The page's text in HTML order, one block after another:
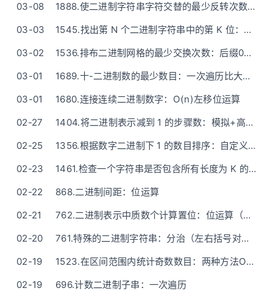
03-08
1888.使二进制字符串字符交替的最少反转次数：前缀和O(1)
03-03
1545.找出第 N 个二进制字符串中的第 K 位：模拟 或 递归(数学)
03-02
1536.排布二进制网格的最少交换次数：后缀0（贪心）
03-01
1689.十-二进制数的最少数目：一次遍历比大小（脑筋急转弯）
03-01
1680.连接连续二进制数字：O(n)左移位运算
02-27
1404.将二进制表示减到 1 的步骤数：模拟+高精度模拟玩玩(运算符重载)
02-25
1356.根据数字二进制下 1 的数目排序：自定义排序模拟
02-23
1461.检查一个字符串是否包含所有长度为 K 的二进制子串：哈希表存放所有长度为k的子串
02-22
868.二进制间距：位运算
02-21
762.二进制表示中质数个计算置位：位运算（mask O(1)判断）
02-20
761.特殊的二进制字符串：分治（左右括号对移动）
02-19
1523.在区间范围内统计奇数数目：两种方法O(1)算
02-19
696.计数二进制子串：一次遍历